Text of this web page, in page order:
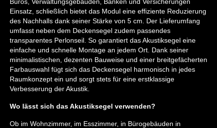
Einsatz, schließlich bietet das Modul eine effiziente Reduzierung
des Nachhalls dank seiner Stärke von 5 cm. Der Lieferumfang
umfasst neben dem Deckensegel zudem passendes
transparentes Perlonseil. So garantiert das Akustiksegel eine
einfache und schnelle Montage an jedem Ort. Dank seiner
minimalistischen, dezenten Bauweise und einer breitgefächerten
Farbauswahl fügt sich das Deckensegel harmonisch in jedes
Raumkonzept ein und sorgt stets für eine erstklassige
Verbesserung der Akustik.
Wo lässt sich das Akustiksegel verwenden?
Ob im Wohnzimmer, im Esszimmer, in Bürogebäuden in